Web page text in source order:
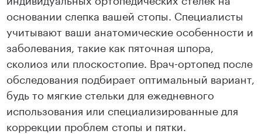
основании слепка вашей стопы. Специалисты
учитывают ваши анатомические особенности и
заболевания, такие как пяточная шпора,
сколиоз или плоскостопие. Врач-ортопед после
обследования подбирает оптимальный вариант,
будь то мягкие стельки для ежедневного
использования или специализированные для
коррекции проблем стопы и пятки.